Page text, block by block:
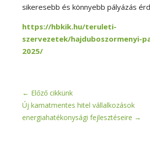
sikeresebb és könnyebb pályázás
https://hbkik.hu/teruleti-
szervezetek/hajduboszormenyi-
2025/
← Előző cikkünk
Új kamatmentes hitel vállalkozások
energiahatékonysági fejlesztéseire →